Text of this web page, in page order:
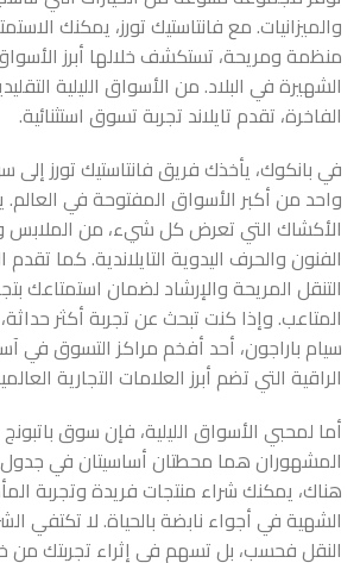
والميزانيات. مع فانتاستيك تورز، يمكنك
منظمة ومريحة، تستكشف خلالها أبرز الأسواق
الشهيرة في البلاد. من الأسواق الليلية
الفاخرة، تقدم تايلاند تجربة تسوق استثنائية.
في بانكوك، يأخذك فريق فانتاستيك تورز
واحد من أكبر الأسواق المفتوحة في
الأكشاك التي تعرض كل شيء، من الملابس
الفنون والحرف اليدوية التايلاندية. كما
التنقل المريحة والإرشاد لضمان استمتاعك
المتاعب. وإذا كنت تبحث عن تجربة أكثر
سيام باراجون، أحد أفخم مراكز التسوق في
الراقية التي تضم أبرز العلامات التجارية
أما لمحبي الأسواق الليلية، فإن سوق
المشهوران هما محطتان أساسيتان في جدول
هناك، يمكنك شراء منتجات فريدة وتجربة
الشهية في أجواء نابضة بالحياة. لا تكتفي
النقل فحسب، بل تسهم في إثراء تجربتك من